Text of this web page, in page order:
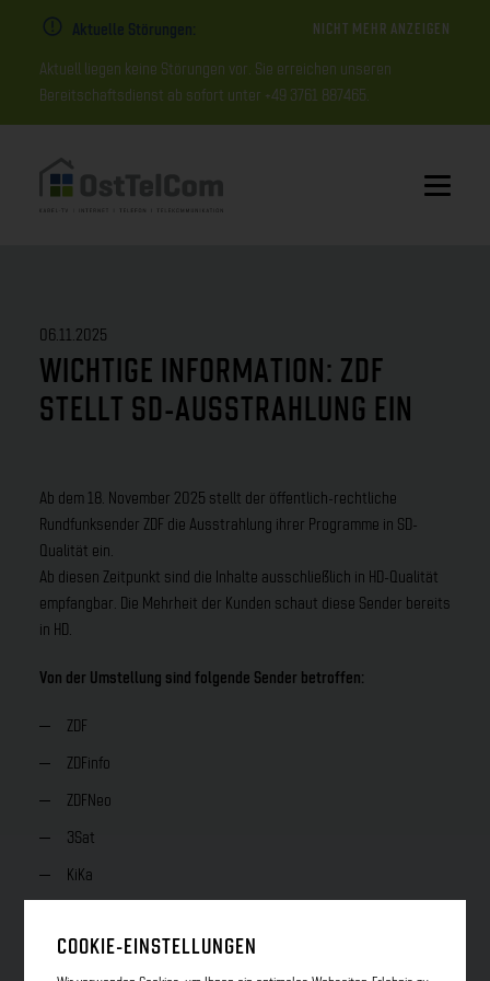
06.11.2025
WICHTIGE INFORMATION: ZDF
STELLT SD-AUSSTRAHLUNG EIN
Ab dem 18. November 2025 stellt der öffentlich-rechtliche
Rundfunksender ZDF die Ausstrahlung ihrer Programme in SD-
Qualität ein.
Ab diesen Zeitpunkt sind die Inhalte ausschließlich in HD-Qualität
empfangbar. Die Mehrheit der Kunden schaut diese Sender bereits
in HD.
Von der Umstellung sind folgende Sender betroffen:
ZDF
ZDFinfo
ZDFNeo
3Sat
KiKa
Aktuelle Störungen:
Aktuell liegen keine Störungen vor. Sie erreichen unseren
Bereitschaftsdienst ab sofort unter +49 3761 887465.
NICHT MEHR ANZEIGEN
COOKIE-EINSTELLUNGEN